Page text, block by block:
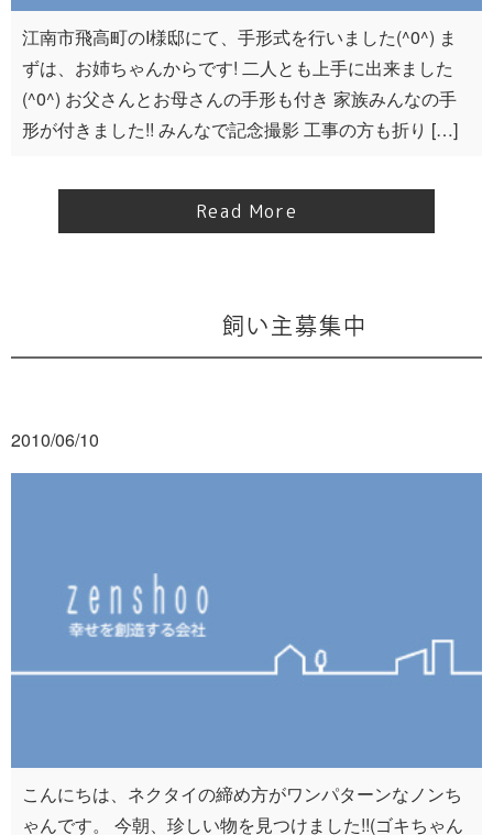
江南市飛高町のI様邸にて、手形式を行いました(^0^) ま
ずは、お姉ちゃんからです! 二人とも上手に出来ました
(^0^) お父さんとお母さんの手形も付き 家族みんなの手
形が付きました!! みんなで記念撮影 工事の方も折り […]
Read More
飼い主募集中
2010/06/10
こんにちは、ネクタイの締め方がワンパターンなノンち
ゃんです。 今朝、珍しい物を見つけました!!(ゴキちゃん